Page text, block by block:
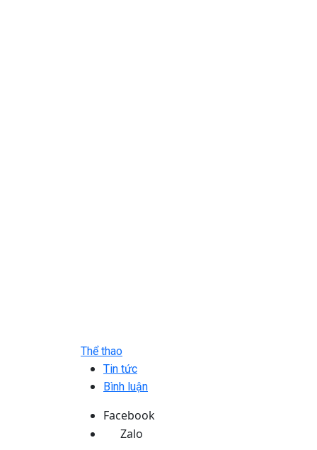
Thể thao
Tin tức
Bình luận
Facebook
Zalo